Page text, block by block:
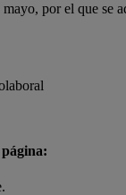
por el que se